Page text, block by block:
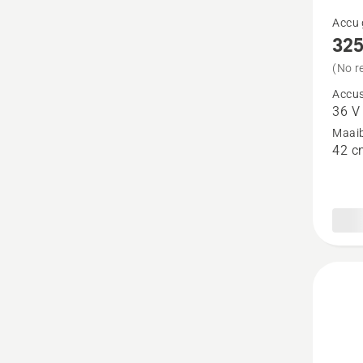
Bekijk
meer
details
over
325iL
Accu
(No
36 V
42